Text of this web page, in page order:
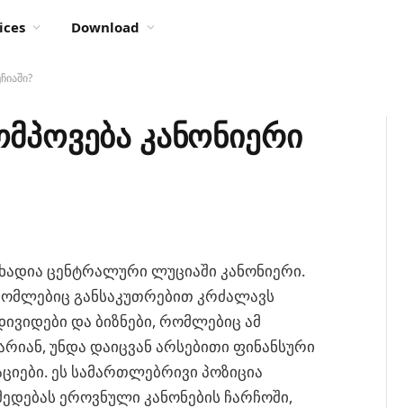
Download
კანონიერი
ცენტრალური ლუციაში კანონიერი.
განსაკუთრებით კრძალავს
და ბიზნები, რომლებიც ამ
უნდა დაიცვან არსებითი ფინანსური
ეს სამართლებრივი პოზიცია
ეროვნული კანონების ჩარჩოში,